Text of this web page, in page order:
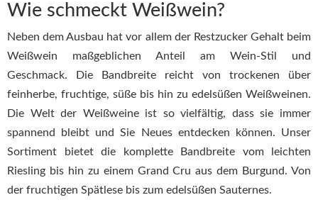
Wie schmeckt Weißwein?
Neben dem Ausbau hat vor allem der Restzucker Gehalt beim
Weißwein maßgeblichen Anteil am Wein-Stil und
Geschmack. Die Bandbreite reicht von trockenen über
feinherbe, fruchtige, süße bis hin zu edelsüßen Weißweinen.
Die Welt der Weißweine ist so vielfältig, dass sie immer
spannend bleibt und Sie Neues entdecken können. Unser
Sortiment bietet die komplette Bandbreite vom leichten
Riesling bis hin zu einem Grand Cru aus dem Burgund. Von
der fruchtigen Spätlese bis zum edelsüßen Sauternes.